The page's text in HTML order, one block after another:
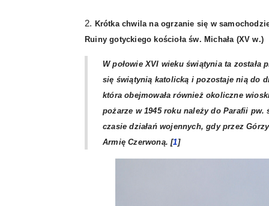
2. Krótka chwila na ogrzanie się w
Ruiny gotyckiego kościoła św. Michała (XV w.)
W połowie XVI wieku świątynia ta została
się świątynią katolicką i pozostaje nią do
która obejmowała również okoliczne
pożarze w 1945 roku należy do Parafii pw.
czasie działań wojennych, gdy przez
Armię Czerwoną. [1]